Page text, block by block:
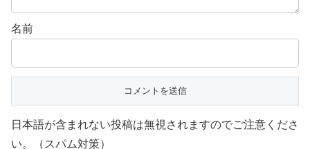
名前
日本語が含まれない投稿は無視されますのでご注意くださ
い。（スパム対策）